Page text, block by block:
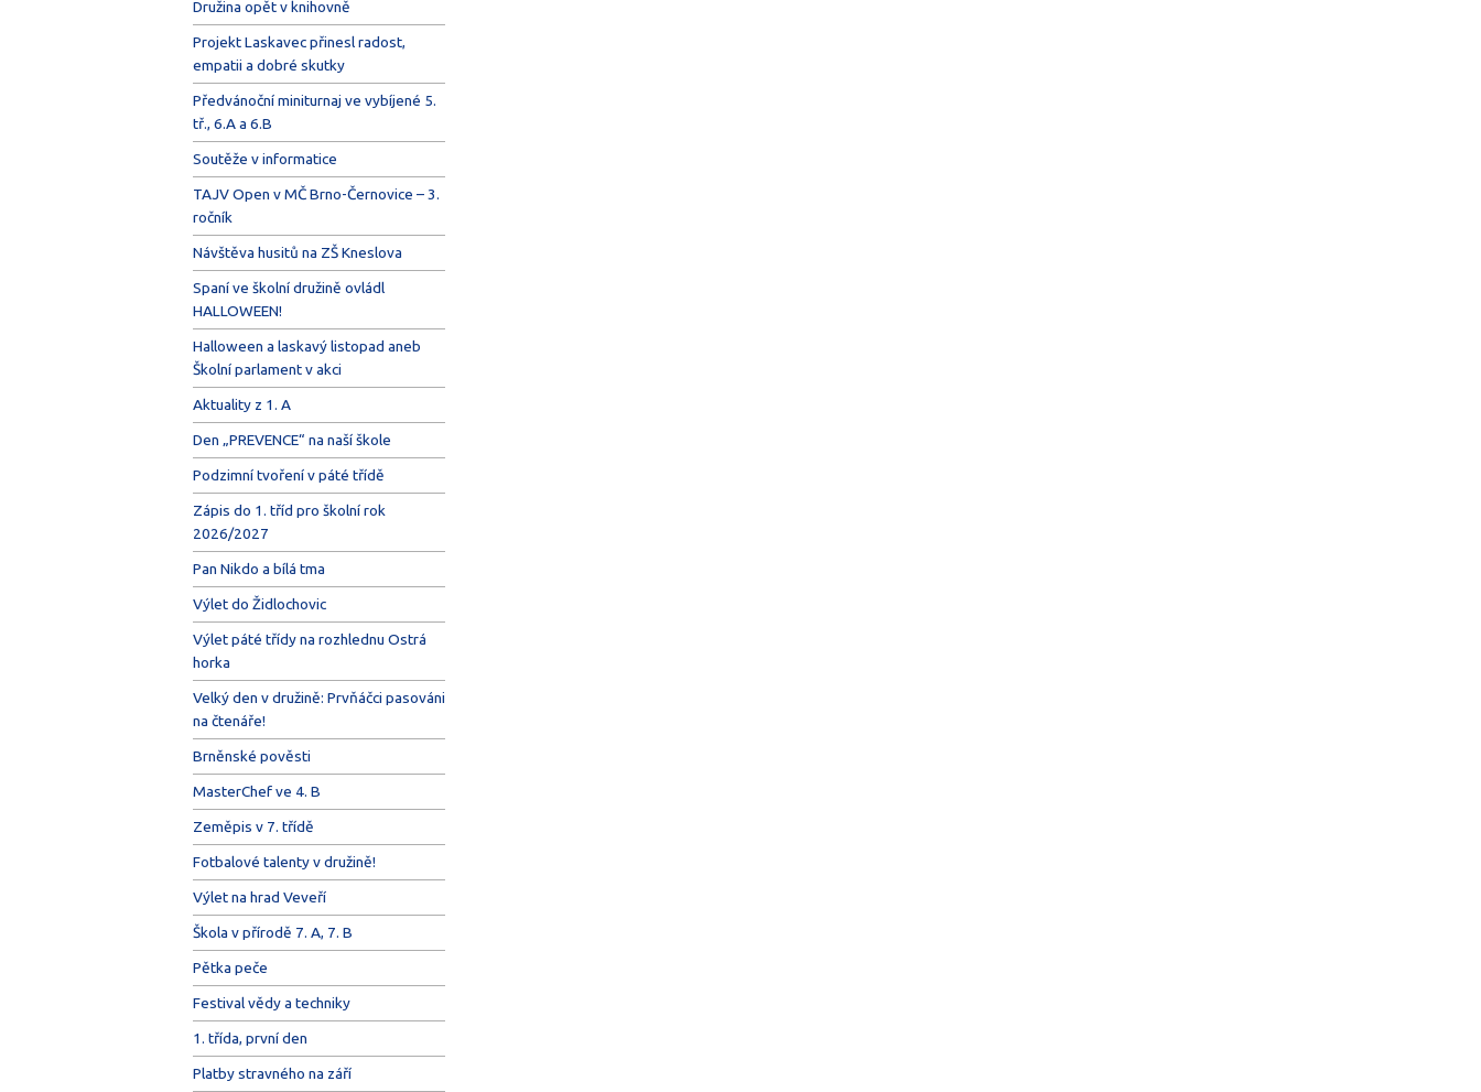
Družina opět v knihovně
Projekt Laskavec přinesl radost,
empatii a dobré skutky
Předvánoční miniturnaj ve vybíjené 5.
tř., 6.A a 6.B
Soutěže v informatice
TAJV Open v MČ Brno-Černovice – 3.
ročník
Návštěva husitů na ZŠ Kneslova
Spaní ve školní družině ovládl
HALLOWEEN!
Halloween a laskavý listopad aneb
Školní parlament v akci
Aktuality z 1. A
Den „PREVENCE“ na naší škole
Podzimní tvoření v páté třídě
Zápis do 1. tříd pro školní rok
2026/2027
Pan Nikdo a bílá tma
Výlet do Židlochovic
Výlet páté třídy na rozhlednu Ostrá
horka
Velký den v družině: Prvňáčci pasováni
na čtenáře!
Brněnské pověsti
MasterChef ve 4. B
Zeměpis v 7. třídě
Fotbalové talenty v družině!
Výlet na hrad Veveří
Škola v přírodě 7. A, 7. B
Pětka peče
Festival vědy a techniky
1. třída, první den
Platby stravného na září